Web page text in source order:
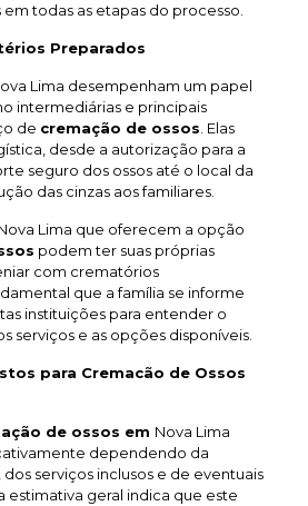
todas as etapas do processo.
Preparados
Lima desempenham um papel
intermediárias e principais
de cremação de ossos . Elas
desde a autorização para a
seguro dos ossos até o local da
das cinzas aos familiares.
Lima que oferecem a opção
podem ter suas próprias
com crematórios
que a família se informe
instituições para entender o
serviços e as opções disponíveis.
para Cremacão de Ossos
de ossos em Nova Lima
dependendo da
serviços inclusos e de eventuais
estimativa geral indica que este